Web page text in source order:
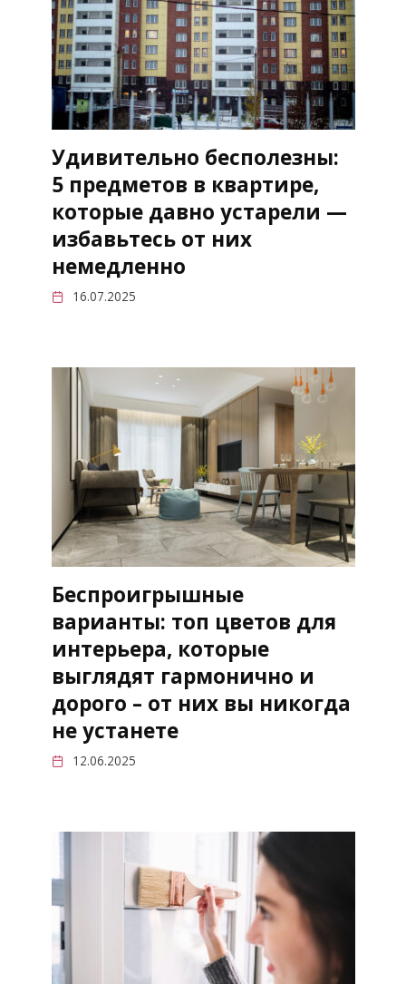
Удивительно бесполезны:
5 предметов в квартире,
которые давно устарели —
избавьтесь от них
немедленно
16.07.2025
Беспроигрышные
варианты: топ цветов для
интерьера, которые
выглядят гармонично и
дорого – от них вы никогда
не устанете
12.06.2025